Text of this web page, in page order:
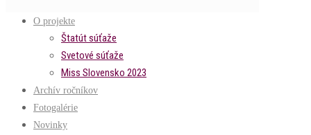
O projekte
Štatút súťaže
Svetové súťaže
Miss Slovensko 2023
Archív ročníkov
Fotogalérie
Novinky